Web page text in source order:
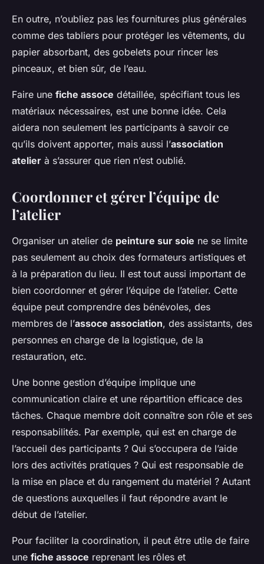
En outre, n’oubliez pas les fournitures plus générales
comme des tabliers pour protéger les vêtements, du
papier absorbant, des gobelets pour rincer les
pinceaux, et bien sûr, de l’eau.
Faire une fiche assoce détaillée, spécifiant tous les
matériaux nécessaires, est une bonne idée. Cela
aidera non seulement les participants à savoir ce
qu’ils doivent apporter, mais aussi l’association
atelier à s’assurer que rien n’est oublié.
Coordonner et gérer l’équipe de
l’atelier
Organiser un atelier de peinture sur soie ne se limite
pas seulement au choix des formateurs artistiques et
à la préparation du lieu. Il est tout aussi important de
bien coordonner et gérer l’équipe de l’atelier. Cette
équipe peut comprendre des bénévoles, des
membres de l’assoce association, des assistants, des
personnes en charge de la logistique, de la
restauration, etc.
Une bonne gestion d’équipe implique une
communication claire et une répartition efficace des
tâches. Chaque membre doit connaître son rôle et ses
responsabilités. Par exemple, qui est en charge de
l’accueil des participants ? Qui s’occupera de l’aide
lors des activités pratiques ? Qui est responsable de
la mise en place et du rangement du matériel ? Autant
de questions auxquelles il faut répondre avant le
début de l’atelier.
Pour faciliter la coordination, il peut être utile de faire
une fiche assoce reprenant les rôles et